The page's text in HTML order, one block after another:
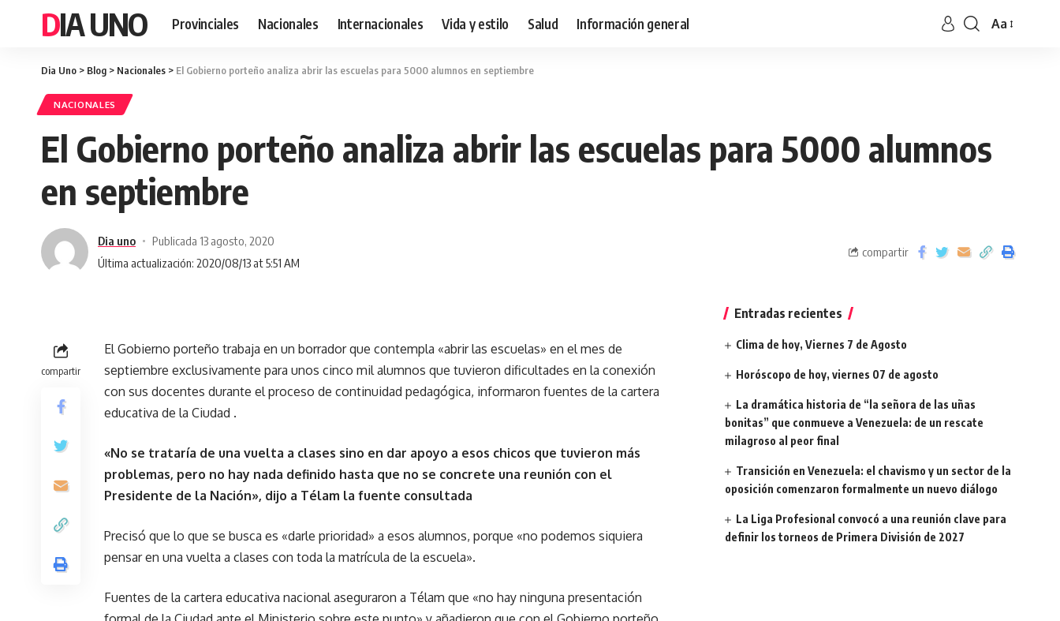
DIA UNO Provinciales Nacionales Internacionales Vida y estilo Salud Información general Aa
Dia Uno > Blog > Nacionales > El Gobierno porteño analiza abrir las escuelas para 5000 alumnos en septiembre
NACIONALES
El Gobierno porteño analiza abrir las escuelas para 5000 alumnos
en septiembre
Última actualización: 2020/08/13 at 5:51 AM
Dia uno Publicada 13 agosto, 2020
compartir
compartir
El Gobierno porteño trabaja en un borrador que contempla «abrir las escuelas» en el mes de
septiembre exclusivamente para unos cinco mil alumnos que tuvieron dificultades en la conexión
con sus docentes durante el proceso de continuidad pedagógica, informaron fuentes de la cartera
educativa de la Ciudad .
«No se trataría de una vuelta a clases sino en dar apoyo a esos chicos que tuvieron más
problemas, pero no hay nada definido hasta que no se concrete una reunión con el
Presidente de la Nación», dijo a Télam la fuente consultada
Precisó que lo que se busca es «darle prioridad» a esos alumnos, porque «no podemos siquiera
pensar en una vuelta a clases con toda la matrícula de la escuela».
Fuentes de la cartera educativa nacional aseguraron a Télam que «no hay ninguna presentación
Entradas recientes
Clima de hoy, Viernes 7 de Agosto
Horóscopo de hoy, viernes 07 de agosto
La dramática historia de “la señora de las uñas
bonitas” que conmueve a Venezuela: de un rescate
milagroso al peor final
Transición en Venezuela: el chavismo y un sector de la
oposición comenzaron formalmente un nuevo diálogo
La Liga Profesional convocó a una reunión clave para
definir los torneos de Primera División de 2027